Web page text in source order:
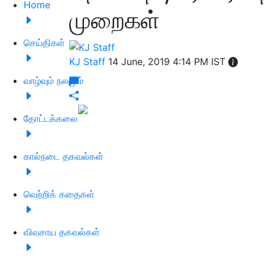
Home
செய்திகள்
வாழ்வும் நலமும்
தோட்டக்கலை
கால்நடை தகவல்கள்
வெற்றிக் கதைகள்
விவசாய தகவல்கள்
முறைகள்
KJ Staff 14 June, 2019 4:14 PM IST